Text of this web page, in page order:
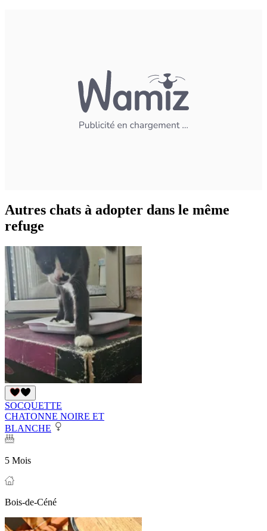
Autres chats à adopter dans le même
refuge
SOCQUETTE
CHATONNE NOIRE ET
BLANCHE
5 Mois
Bois-de-Céné